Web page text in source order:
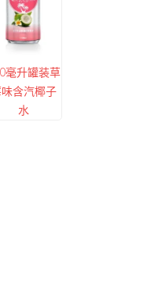
毫升罐装草
含汽椰子
水